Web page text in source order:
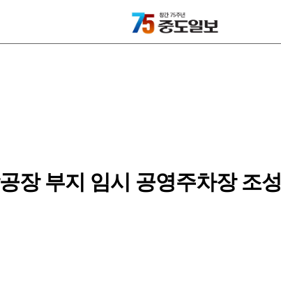
장 부지 임시 공영주차장 조성